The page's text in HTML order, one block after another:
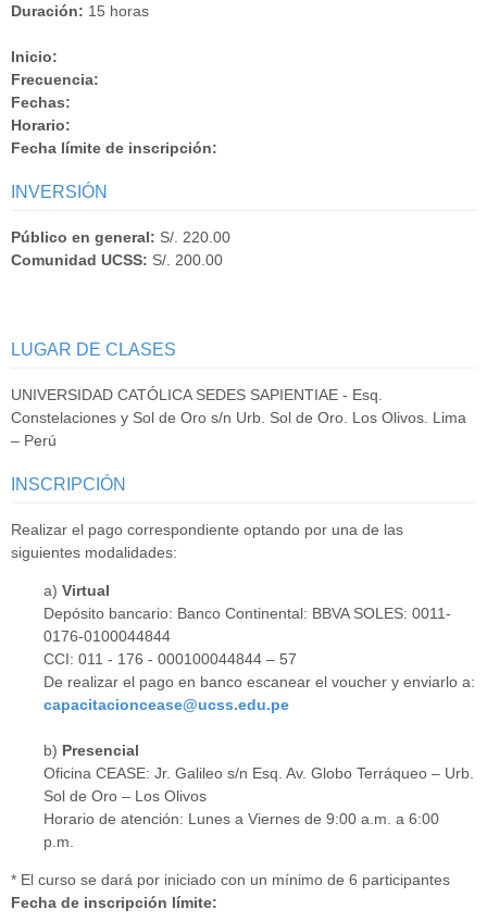
Duración: 15 horas
Inicio:
Frecuencia:
Fechas:
Horario:
Fecha límite de inscripción:
INVERSIÓN
Público en general: S/. 220.00
Comunidad UCSS: S/. 200.00
LUGAR DE CLASES
UNIVERSIDAD CATÓLICA SEDES SAPIENTIAE - Esq.
Constelaciones y Sol de Oro s/n Urb. Sol de Oro. Los Olivos. Lima
– Perú
INSCRIPCIÓN
Realizar el pago correspondiente optando por una de las
siguientes modalidades:
a) Virtual
Depósito bancario: Banco Continental: BBVA SOLES: 0011-
0176-0100044844
CCI: 011 - 176 - 000100044844 – 57
De realizar el pago en banco escanear el voucher y enviarlo a:
capacitacioncease@ucss.edu.pe
b) Presencial
Oficina CEASE: Jr. Galileo s/n Esq. Av. Globo Terráqueo – Urb.
Sol de Oro – Los Olivos
Horario de atención: Lunes a Viernes de 9:00 a.m. a 6:00
p.m.
* El curso se dará por iniciado con un mínimo de 6 participantes
Fecha de inscripción límite: